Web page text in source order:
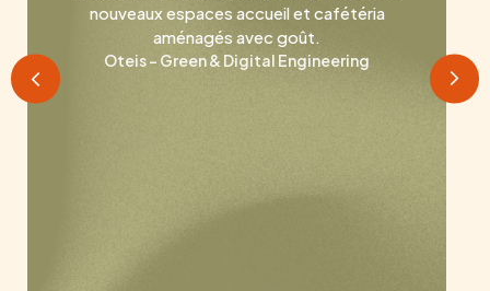
nouveaux espaces accueil et cafétéria
aménagés avec goût.
Oteis - Green & Digital Engineering